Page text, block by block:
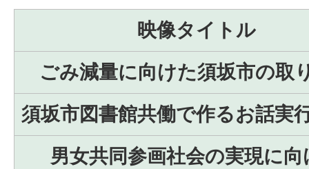
映像タイトル
ごみ減量に向けた須坂市の取
須坂市図書館共働で作るお話実
男女共同参画社会の実現に向